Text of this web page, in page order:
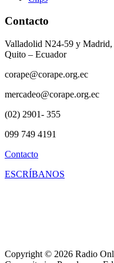
Contacto
Valladolid N24-59 y Madrid,
Quito – Ecuador
corape@corape.org.ec
mercadeo@corape.org.ec
(02) 2901- 355
099 749 4191
Contacto
ESCRÍBANOS
Copyright © 2026 Radio